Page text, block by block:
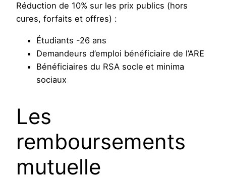
Réduction de 10% sur les prix publics (hors
cures, forfaits et offres) :
Étudiants -26 ans
Demandeurs d’emploi bénéficiaire de l’ARE
Bénéficiaires du RSA socle et minima
sociaux
Les
remboursements
mutuelle